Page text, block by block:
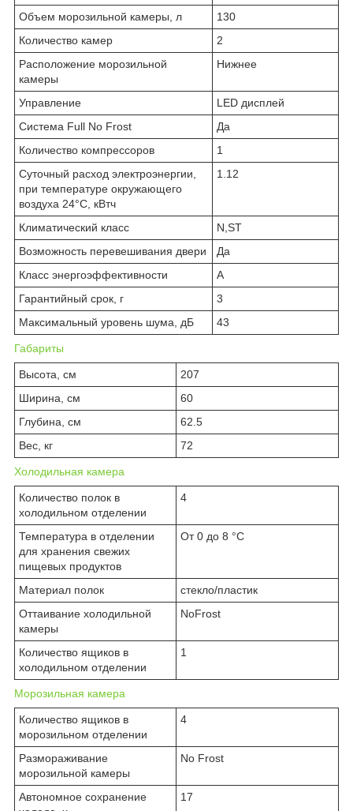
Объем морозильной камеры, л
130
Количество камер
2
Расположение морозильной
камеры
Нижнее
Управление
LED дисплей
Система Full No Frost
Да
Количество компрессоров
1
Суточный расход электроэнергии,
при температуре окружающего
воздуха 24°C, кВтч
1.12
Климатический класс
N,ST
Возможность перевешивания двери
Да
Класс энергоэффективности
A
Гарантийный срок, г
3
Максимальный уровень шума, дБ
43
Габариты
Высота, см
207
Ширина, см
60
Глубина, см
62.5
Вес, кг
72
Холодильная камера
Количество полок в
холодильном отделении
4
Температура в отделении
для хранения свежих
пищевых продуктов
От 0 до 8 °C
Материал полок
стекло/пластик
Оттаивание холодильной
камеры
NoFrost
Количество ящиков в
холодильном отделении
1
Морозильная камера
Количество ящиков в
морозильном отделении
4
Размораживание
морозильной камеры
No Frost
Автономное сохранение
17